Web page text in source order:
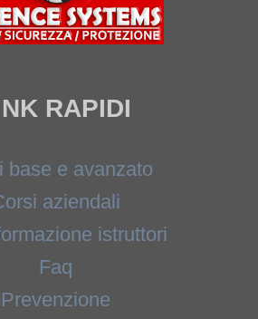
RAPIDI
base e avanzato
aziendali
istruttori
Faq
Prevenzione